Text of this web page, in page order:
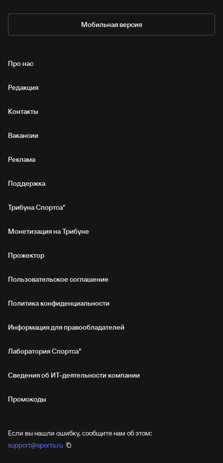
Мобильная версия
Про нас
Редакция
Контакты
Вакансии
Реклама
Поддержка
Трибуна Спортса"
Монетизация на Трибуне
Прожектор
Пользовательское соглашение
Политика конфиденциальности
Информация для правообладателей
Лаборатория Спортса"
Сведения об ИТ‑деятельности компании
Промокоды
Если вы нашли ошибку, сообщите нам об этом:
support@sports.ru